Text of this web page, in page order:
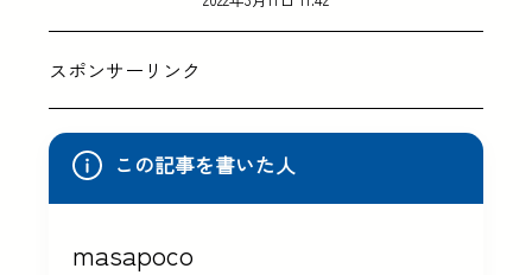
スポンサーリンク
この記事を書いた人
masapoco